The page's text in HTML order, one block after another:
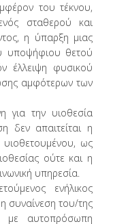
του τέκνου,
σταθερού και
η ύπαρξη μιας
υποψήφιου θετού
έλλειψη φυσικού
αμφότερων των
για την υιοθεσία
δεν απαιτείται η
ως
ούτε και η
υπηρεσία.
ενήλικος
η συναίνεση του/της
με αυτοπρόσωπη